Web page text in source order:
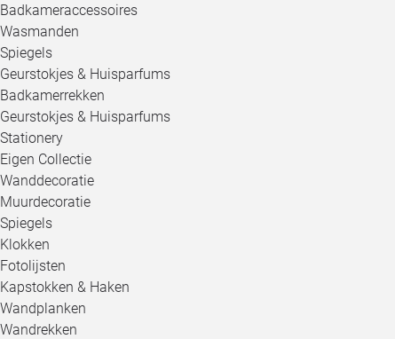
Badkameraccessoires
Wasmanden
Spiegels
Geurstokjes & Huisparfums
Badkamerrekken
Geurstokjes & Huisparfums
Stationery
Eigen Collectie
Wanddecoratie
Muurdecoratie
Spiegels
Klokken
Fotolijsten
Kapstokken & Haken
Wandplanken
Wandrekken